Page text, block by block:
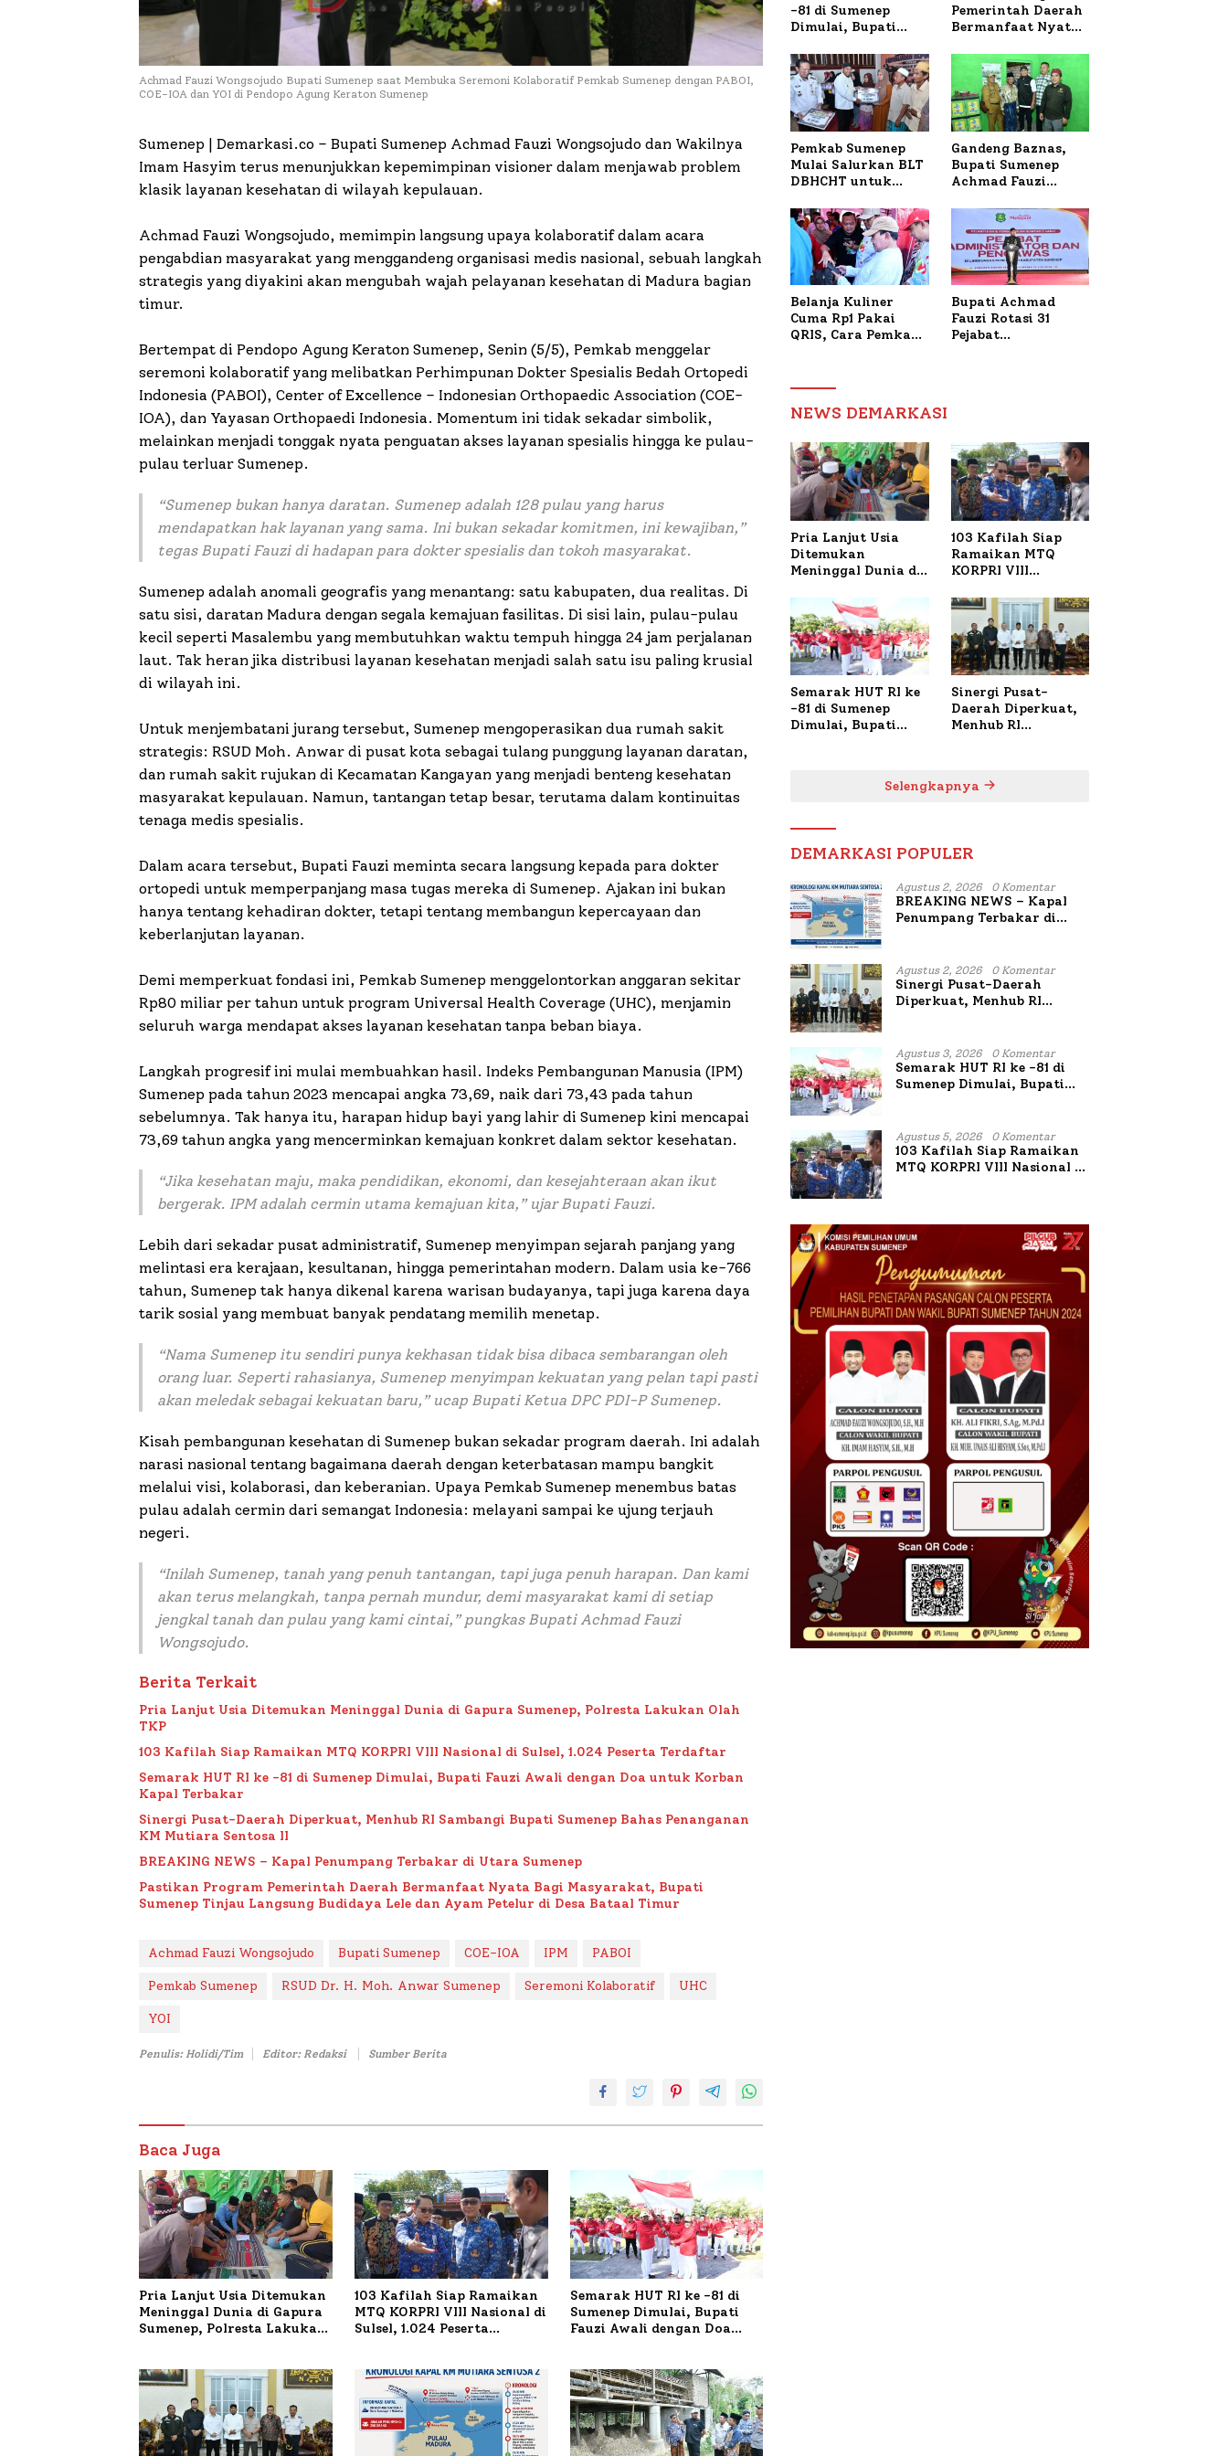
Achmad Fauzi Wongsojudo Bupati Sumenep saat Membuka Seremoni Kolaboratif Pemkab Sumenep dengan PABOI,
COE-IOA dan YOI di Pendopo Agung Keraton Sumenep
Sumenep | Demarkasi.co – Bupati Sumenep Achmad Fauzi Wongsojudo dan Wakilnya
Imam Hasyim terus menunjukkan kepemimpinan visioner dalam menjawab problem
klasik layanan kesehatan di wilayah kepulauan.
Achmad Fauzi Wongsojudo, memimpin langsung upaya kolaboratif dalam acara
pengabdian masyarakat yang menggandeng organisasi medis nasional, sebuah langkah
strategis yang diyakini akan mengubah wajah pelayanan kesehatan di Madura bagian
timur.
Bertempat di Pendopo Agung Keraton Sumenep, Senin (5/5), Pemkab menggelar
seremoni kolaboratif yang melibatkan Perhimpunan Dokter Spesialis Bedah Ortopedi
Indonesia (PABOI), Center of Excellence – Indonesian Orthopaedic Association (COE-
IOA), dan Yayasan Orthopaedi Indonesia. Momentum ini tidak sekadar simbolik,
melainkan menjadi tonggak nyata penguatan akses layanan spesialis hingga ke pulau-
pulau terluar Sumenep.
“Sumenep bukan hanya daratan. Sumenep adalah 128 pulau yang harus
mendapatkan hak layanan yang sama. Ini bukan sekadar komitmen, ini kewajiban,”
tegas Bupati Fauzi di hadapan para dokter spesialis dan tokoh masyarakat.
Sumenep adalah anomali geografis yang menantang: satu kabupaten, dua realitas. Di
satu sisi, daratan Madura dengan segala kemajuan fasilitas. Di sisi lain, pulau-pulau
kecil seperti Masalembu yang membutuhkan waktu tempuh hingga 24 jam perjalanan
laut. Tak heran jika distribusi layanan kesehatan menjadi salah satu isu paling krusial
di wilayah ini.
Untuk menjembatani jurang tersebut, Sumenep mengoperasikan dua rumah sakit
strategis: RSUD Moh. Anwar di pusat kota sebagai tulang punggung layanan daratan,
dan rumah sakit rujukan di Kecamatan Kangayan yang menjadi benteng kesehatan
masyarakat kepulauan. Namun, tantangan tetap besar, terutama dalam kontinuitas
tenaga medis spesialis.
Dalam acara tersebut, Bupati Fauzi meminta secara langsung kepada para dokter
ortopedi untuk memperpanjang masa tugas mereka di Sumenep. Ajakan ini bukan
hanya tentang kehadiran dokter, tetapi tentang membangun kepercayaan dan
keberlanjutan layanan.
Demi memperkuat fondasi ini, Pemkab Sumenep menggelontorkan anggaran sekitar
Rp80 miliar per tahun untuk program Universal Health Coverage (UHC), menjamin
seluruh warga mendapat akses layanan kesehatan tanpa beban biaya.
Langkah progresif ini mulai membuahkan hasil. Indeks Pembangunan Manusia (IPM)
Sumenep pada tahun 2023 mencapai angka 73,69, naik dari 73,43 pada tahun
sebelumnya. Tak hanya itu, harapan hidup bayi yang lahir di Sumenep kini mencapai
73,69 tahun angka yang mencerminkan kemajuan konkret dalam sektor kesehatan.
“Jika kesehatan maju, maka pendidikan, ekonomi, dan kesejahteraan akan ikut
bergerak. IPM adalah cermin utama kemajuan kita,” ujar Bupati Fauzi.
Lebih dari sekadar pusat administratif, Sumenep menyimpan sejarah panjang yang
melintasi era kerajaan, kesultanan, hingga pemerintahan modern. Dalam usia ke-766
tahun, Sumenep tak hanya dikenal karena warisan budayanya, tapi juga karena daya
tarik sosial yang membuat banyak pendatang memilih menetap.
“Nama Sumenep itu sendiri punya kekhasan tidak bisa dibaca sembarangan oleh
orang luar. Seperti rahasianya, Sumenep menyimpan kekuatan yang pelan tapi pasti
akan meledak sebagai kekuatan baru,” ucap Bupati Ketua DPC PDI-P Sumenep.
Kisah pembangunan kesehatan di Sumenep bukan sekadar program daerah. Ini adalah
narasi nasional tentang bagaimana daerah dengan keterbatasan mampu bangkit
melalui visi, kolaborasi, dan keberanian. Upaya Pemkab Sumenep menembus batas
pulau adalah cermin dari semangat Indonesia: melayani sampai ke ujung terjauh
negeri.
“Inilah Sumenep, tanah yang penuh tantangan, tapi juga penuh harapan. Dan kami
akan terus melangkah, tanpa pernah mundur, demi masyarakat kami di setiap
jengkal tanah dan pulau yang kami cintai,” pungkas Bupati Achmad Fauzi
Wongsojudo.
Berita Terkait
Pria Lanjut Usia Ditemukan Meninggal Dunia di Gapura Sumenep, Polresta Lakukan Olah
TKP
103 Kafilah Siap Ramaikan MTQ KORPRI VIII Nasional di Sulsel, 1.024 Peserta Terdaftar
Semarak HUT RI ke -81 di Sumenep Dimulai, Bupati Fauzi Awali dengan Doa untuk Korban
Kapal Terbakar
Sinergi Pusat-Daerah Diperkuat, Menhub RI Sambangi Bupati Sumenep Bahas Penanganan
KM Mutiara Sentosa II
BREAKING NEWS – Kapal Penumpang Terbakar di Utara Sumenep
Pastikan Program Pemerintah Daerah Bermanfaat Nyata Bagi Masyarakat, Bupati
Sumenep Tinjau Langsung Budidaya Lele dan Ayam Petelur di Desa Bataal Timur
Achmad Fauzi Wongsojudo Bupati Sumenep COE-IOA IPM PABOI
Pemkab Sumenep RSUD Dr. H. Moh. Anwar Sumenep Seremoni Kolaboratif UHC
YOI
Penulis: Holidi/Tim Editor: Redaksi Sumber Berita
Baca Juga
Pria Lanjut Usia Ditemukan
Meninggal Dunia di Gapura
Sumenep, Polresta Lakukan
103 Kafilah Siap Ramaikan
MTQ KORPRI VIII Nasional di
Sulsel, 1.024 Peserta
Semarak HUT RI ke -81 di
Sumenep Dimulai, Bupati
Fauzi Awali dengan Doa
-81 di Sumenep
Dimulai, Bupati
Doa untuk Korban
Kapal Terbakar
Pemerintah Daerah
Bermanfaat Nyata
Bupati Sumenep
Tinjau Langsung
Budidaya Lele dan
Ayam Petelur di
Desa Bataal Timur
Pemkab Sumenep
Mulai Salurkan BLT
DBHCHT untuk
Tani Tembakau
Gandeng Baznas,
Bupati Sumenep
Achmad Fauzi
Serahkan Bantuan
Bedah RTLH di Dua
Kecamatan
Belanja Kuliner
Cuma Rp1 Pakai
QRIS, Cara Pemkab
Bupati Achmad
Fauzi Rotasi 31
Pejabat
NEWS DEMARKASI
Pria Lanjut Usia
Ditemukan
Meninggal Dunia di
Polresta Lakukan
Olah TKP
103 Kafilah Siap
Ramaikan MTQ
KORPRI VIII
1.024 Peserta
Terdaftar
Semarak HUT RI ke
-81 di Sumenep
Dimulai, Bupati
Sinergi Pusat-
Daerah Diperkuat,
Menhub RI
Mutiara Sentosa II
Selengkapnya
DEMARKASI POPULER
Agustus 2, 2026 0 Komentar
BREAKING NEWS – Kapal
Penumpang Terbakar di
Agustus 2, 2026 0 Komentar
Sinergi Pusat-Daerah
Diperkuat, Menhub RI
Mutiara Sentosa II
Agustus 3, 2026 0 Komentar
Semarak HUT RI ke -81 di
Sumenep Dimulai, Bupati
Terbakar
Agustus 5, 2026 0 Komentar
103 Kafilah Siap Ramaikan
MTQ KORPRI VIII Nasional di